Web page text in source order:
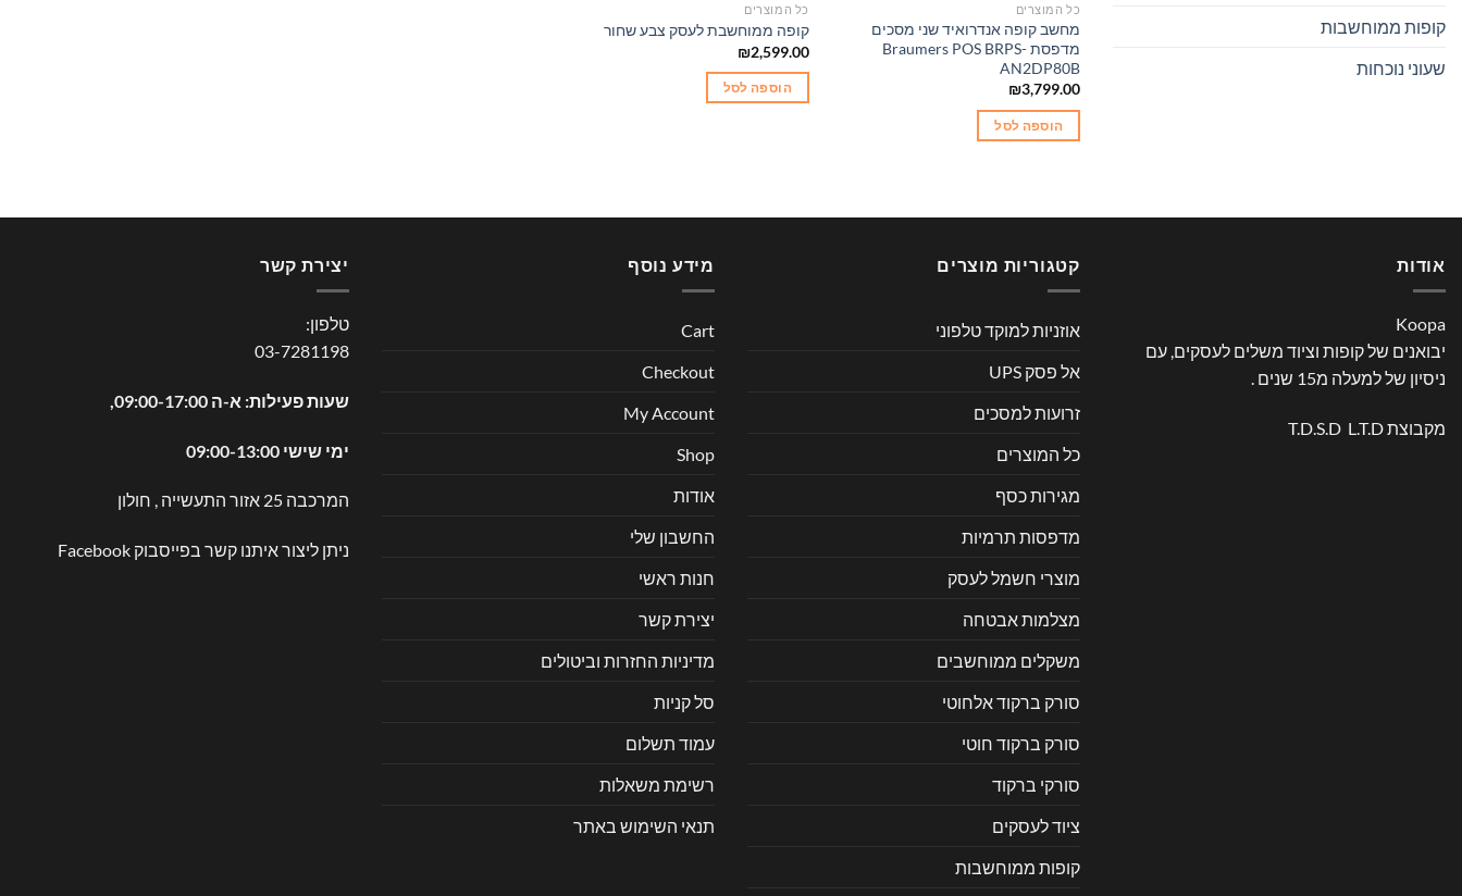
קופות ממוחשבות
שעוני נוכחות
כל המוצרים
מחשב קופה אנדרואיד שני מסכים
מדפסת Braumers POS BRPS-
AN2DP80B
₪3,799.00
הוספה לסל
כל המוצרים
קופה ממוחשבת לעסק צבע שחור
₪2,599.00
הוספה לסל
אודות
Koopa
יבואנים של קופות וציוד משלים לעסקים, עם
ניסיון של למעלה מ15 שנים .
מקבוצת T.D.S.D L.T.D
קטגוריות מוצרים
אוזניות למוקד טלפוני
אל פסק UPS
זרועות למסכים
כל המוצרים
מגירות כסף
מדפסות תרמיות
מוצרי חשמל לעסק
מצלמות אבטחה
משקלים ממוחשבים
סורק ברקוד אלחוטי
סורק ברקוד חוטי
סורקי ברקוד
ציוד לעסקים
קופות ממוחשבות
מידע נוסף
Cart
Checkout
My Account
Shop
אודות
החשבון שלי
חנות ראשי
יצירת קשר
מדיניות החזרות וביטולים
סל קניות
עמוד תשלום
רשימת משאלות
תנאי השימוש באתר
יצירת קשר
טלפון:
03-7281198
שעות פעילות: א-ה 09:00-17:00,
ימי שישי 09:00-13:00
המרכבה 25 אזור התעשייה , חולון
ניתן ליצור איתנו קשר בפייסבוק Facebook